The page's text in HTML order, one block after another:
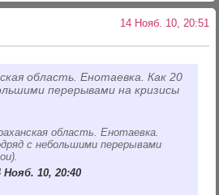
14 Нояб. 10, 20:51
область. Енотаевка. Как 20
перерывами на кризисы
область. Енотаевка.
с небольшими перерывами
Нояб. 10, 20:40